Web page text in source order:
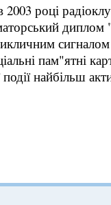
2003 році
диплом
пам"ятні
події найбільш